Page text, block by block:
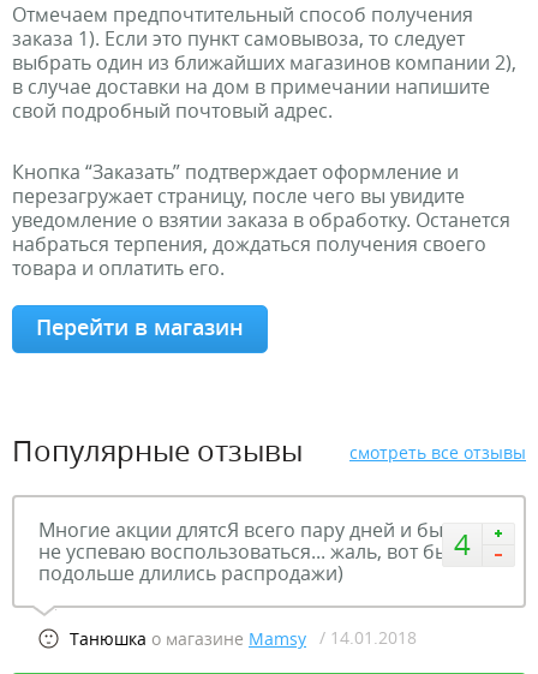
Отмечаем предпочтительный способ получения
заказа 1). Если это пункт самовывоза, то следует
выбрать один из ближайших магазинов компании 2),
в случае доставки на дом в примечании напишите
свой подробный почтовый адрес.
Кнопка “Заказать” подтверждает оформление и
перезагружает страницу, после чего вы увидите
уведомление о взятии заказа в обработку. Останется
набраться терпения, дождаться получения своего
товара и оплатить его.
Перейти в магазин
Популярные отзывы смотреть все отзывы
4
Многие акции длятсЯ всего пару дней и бывает
не успеваю воспользоваться... жаль, вот бы
подольше длились распродажи)
Танюшка о магазине Mamsy / 14.01.2018